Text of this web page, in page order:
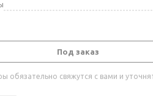
Под заказ
обязательно свяжутся с вами и